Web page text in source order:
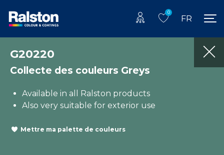
0
FR
G20220
Collecte des couleurs Greys
Available in all Ralston products
Also very suitable for exterior use
Mettre ma palette de couleurs